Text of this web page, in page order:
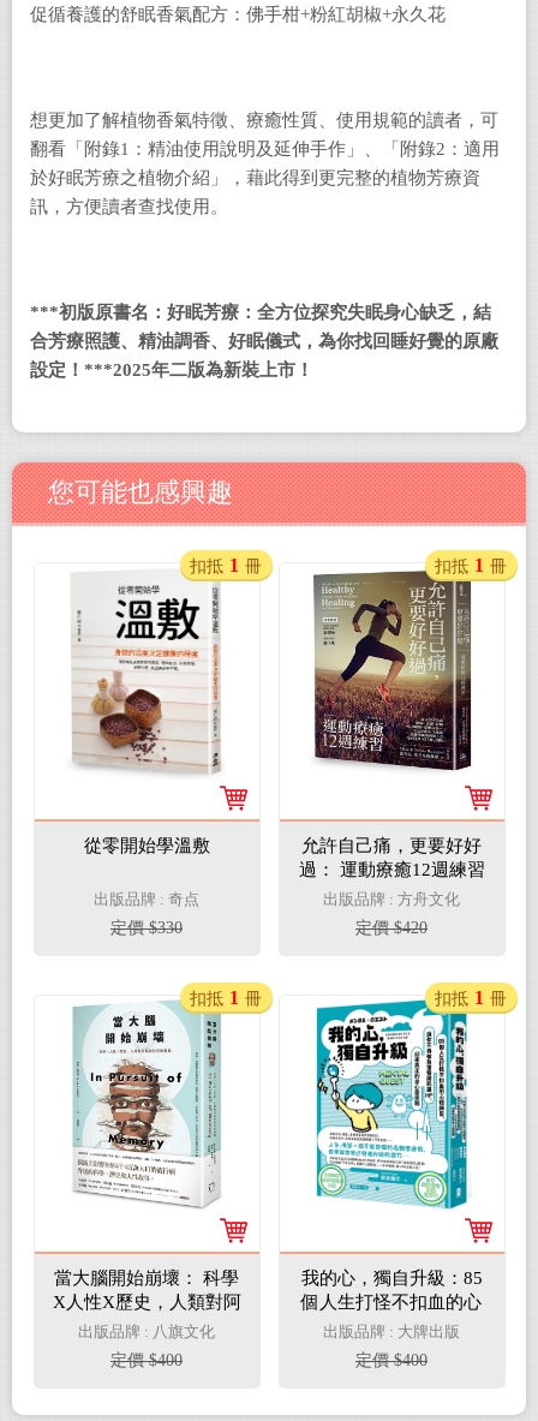
促循養護的舒眠香氣配方：佛手柑+粉紅胡椒+永久花
想更加了解植物香氣特徵、療癒性質、使用規範的讀者，可
翻看「附錄1：精油使用說明及延伸手作」、「附錄2：適用
於好眠芳療之植物介紹」，藉此得到更完整的植物芳療資
訊，方便讀者查找使用。
***初版原書名：好眠芳療：全方位探究失眠身心缺乏，結
合芳療照護、精油調香、好眠儀式，為你找回睡好覺的原廠
設定！ ***2025年二版為新裝上市！
您可能也感興趣
從零開始學溫敷
出版品牌 : 奇点
定價 $330
扣抵 1 冊
允許自己痛，更要好好
過： 運動療癒12週練習
出版品牌 : 方舟文化
定價 $420
扣抵 1 冊
當大腦開始崩壞： 科學
X人性X歷史，人類對阿
茲海默症的奮戰
出版品牌 : 八旗文化
定價 $400
扣抵 1 冊
我的心，獨自升級：85
個人生打怪不扣血的心
理練習，讓你不再被負
面情緒耗盡 HP，迎來
真正的身心靈覺醒
出版品牌 : 大牌出版
定價 $400
扣抵 1 冊